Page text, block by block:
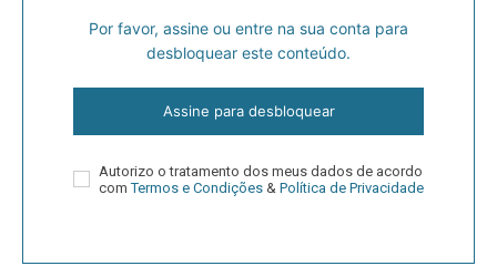
Por favor, assine ou entre na sua conta para
desbloquear este conteúdo.
Assine para desbloquear
Autorizo o tratamento dos meus dados de acordo
comTermos e Condições & Política de Privacidade